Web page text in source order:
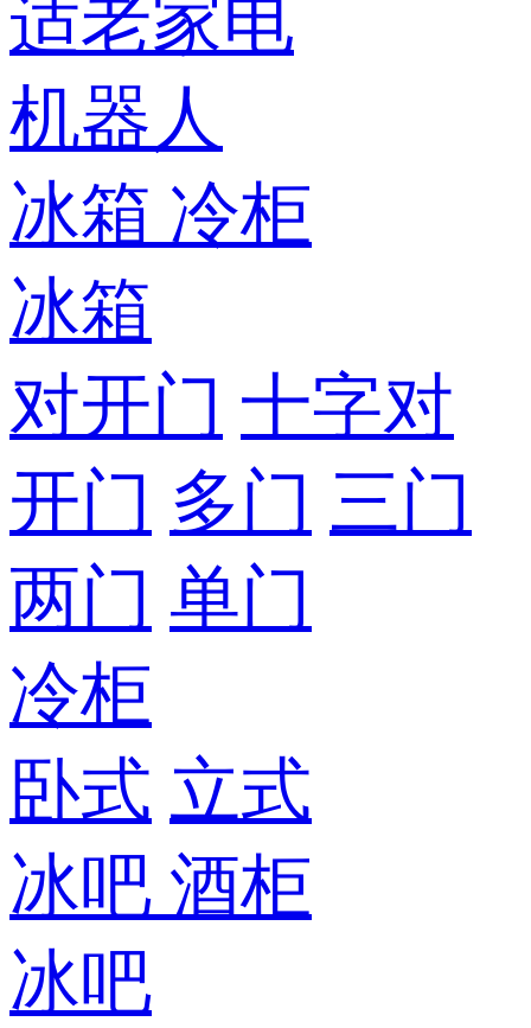
适老家电
机器人
冰箱 冷柜
冰箱
对开门 十字对
开门 多门 三门
两门 单门
冷柜
卧式 立式
冰吧 酒柜
冰吧